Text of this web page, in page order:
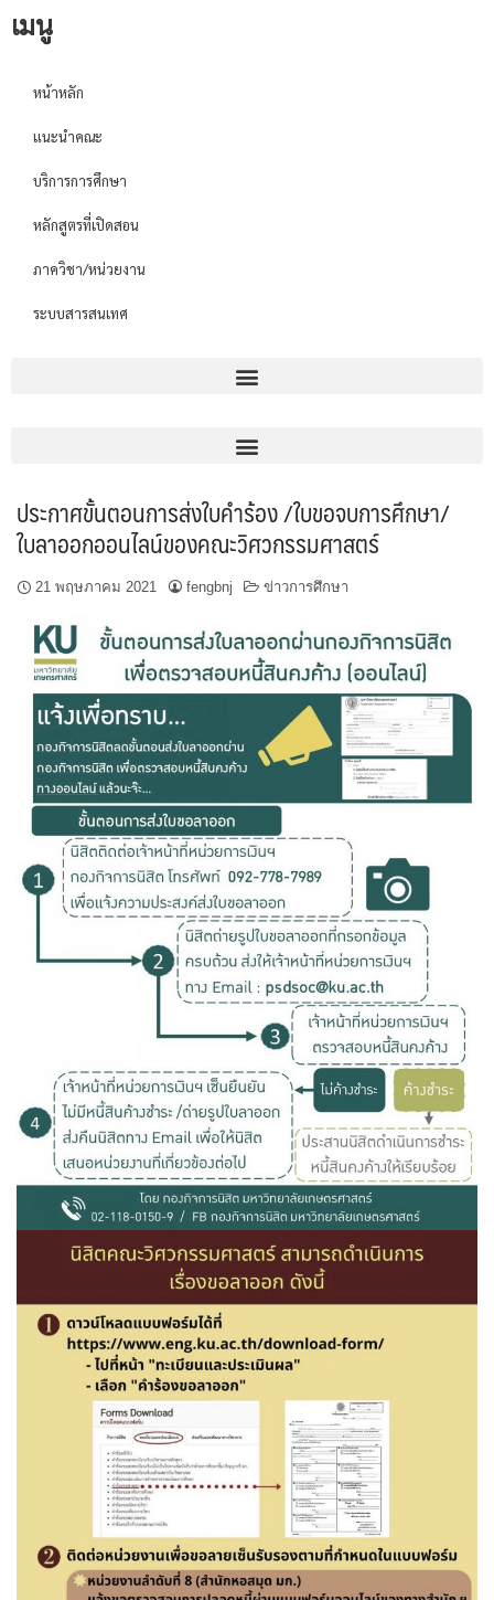
เมนู
หน้าหลัก
แนะนำคณะ
บริการการศึกษา
หลักสูตรที่เปิดสอน
ภาควิชา/หน่วยงาน
ระบบสารสนเทศ
ประกาศขั้นตอนการส่งใบคำร้อง​ /ใบขอจบการศึกษา/
ใบลาออก​ออนไลน์ของคณะวิศวกรรมศาสตร์
21 พฤษภาคม 2021 fengbnj ข่าวการศึกษา